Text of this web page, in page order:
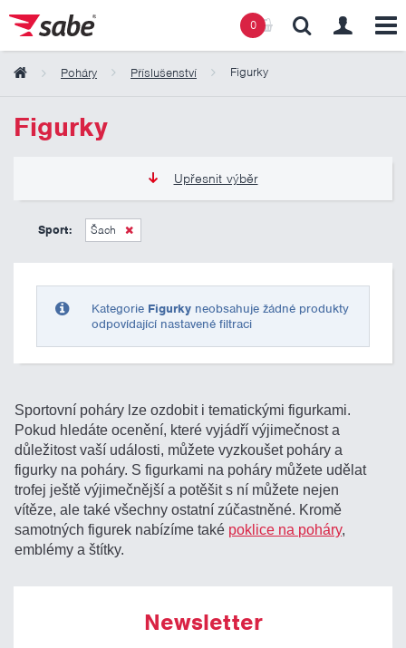
0
Poháry Příslušenství Figurky
Figurky
Upřesnit výběr
0 Kč
Sport: Šach
Kategorie Figurky neobsahuje žádné produkty
odpovídající nastavené filtraci
Sportovní poháry lze ozdobit i tematickými figurkami.
Pokud hledáte ocenění, které vyjádří výjimečnost a
důležitost vaší události, můžete vyzkoušet poháry a
figurky na poháry. S figurkami na poháry můžete udělat
trofej ještě výjimečnější a potěšit s ní můžete nejen
vítěze, ale také všechny ostatní zúčastněné. Kromě
samotných figurek nabízíme také poklice na poháry,
emblémy a štítky.
Newsletter
Obsah košíku